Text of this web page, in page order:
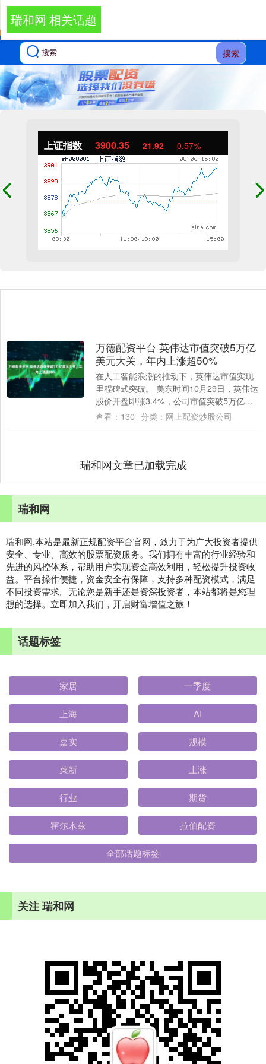
搜索
上证指数 3900.35 21.92 0.57%
瑞和网 相关话题
万德配资平台 英伟达市值突破5万亿
美元大关，年内上涨超50%
在人工智能浪潮的推动下，英伟达市值实现
里程碑式突破。 美东时间10月29日，英伟达
股价开盘即涨3.4%，公司市值突破5万亿美
元，而距离英伟达市值突破4万亿美元仅....
查看： 130 分类： 网上配资炒股公司
瑞和网文章已加载完成
瑞和网
瑞和网,本站是最新正规配资平台官网，致力于为广大投资者提供
安全、专业、高效的股票配资服务。我们拥有丰富的行业经验和
先进的风控体系，帮助用户实现资金高效利用，轻松提升投资收
益。平台操作便捷，资金安全有保障，支持多种配资模式，满足
不同投资需求。无论您是新手还是资深投资者，本站都将是您理
想的选择。立即加入我们，开启财富增值之旅！
话题标签
家居 一季度
上海 AI
嘉实 规模
菜新 上涨
行业 期货
霍尔木兹 拉伯配资
全部话题标签
关注 瑞和网